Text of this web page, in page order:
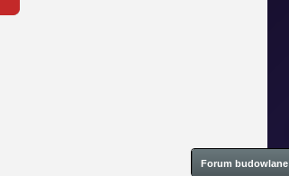
Forum budowlane